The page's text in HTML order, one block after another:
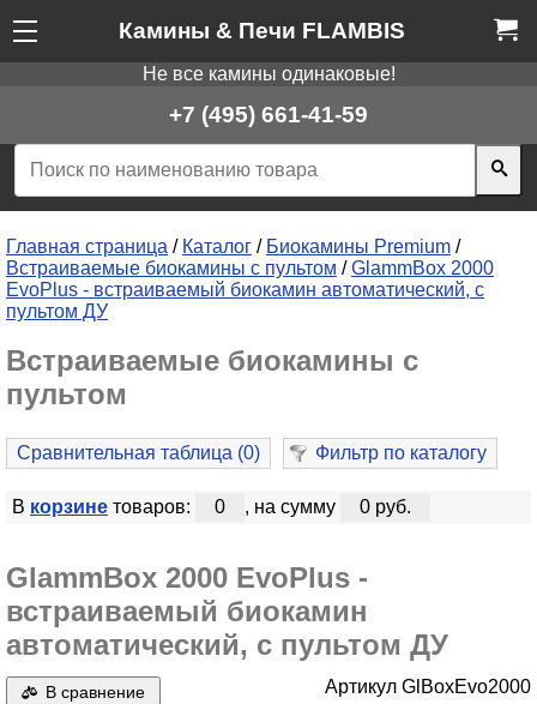
Камины & Печи FLAMBIS
Не все камины одинаковые!
+7 (495) 661-41-59
Главная страница / Каталог / Биокамины Premium /
Встраиваемые биокамины с пультом /GlammBox 2000
EvoPlus - встраиваемый биокамин автоматический, с
пультом ДУ
Встраиваемые биокамины с
пультом
Сравнительная таблица (0) Фильтр по каталогу
В корзинетоваров: 0 , на сумму 0 руб.
GlammBox 2000 EvoPlus -
встраиваемый биокамин
автоматический, с пультом ДУ
В сравнение Артикул GlBoxEvo2000